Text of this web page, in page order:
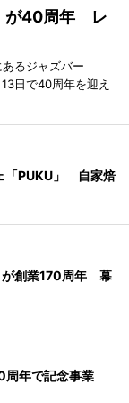
が40周年 レ
るジャズバー
日で40周年を迎え
「PUKU」 自家焙
が創業170周年 幕
周年で記念事業